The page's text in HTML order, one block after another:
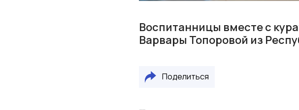
Воспитанницы вместе с
Варвары Топоровой из
Поделиться